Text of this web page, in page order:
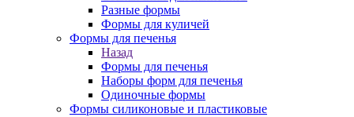
Разные формы
Формы для куличей
Формы для печенья
Назад
Формы для печенья
Наборы форм для печенья
Одиночные формы
Формы силиконовые и пластиковые